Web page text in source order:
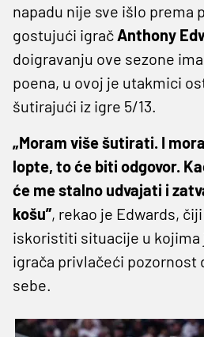
napadu nije sve išlo prema
gostujući igrač Anthony
doigravanju ove sezone
poena, u ovoj je utakmici
šutirajući iz igre 5/13.
„Moram više šutirati. I
lopte, to će biti odgovor.
će me stalno udvajati i
košu”, rekao je Edwards,
iskoristiti situacije u kojima
igrača privlačeći pozornost
sebe.